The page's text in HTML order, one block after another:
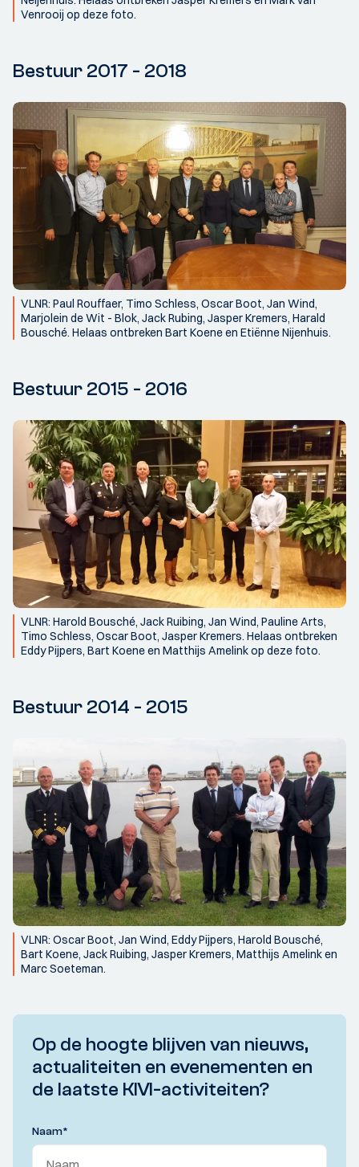
Venrooij op deze foto.
Bestuur 2017 - 2018
VLNR: Paul Rouffaer, Timo Schless, Oscar Boot, Jan Wind,
Marjolein de Wit - Blok, Jack Rubing, Jasper Kremers, Harald
Bousché. Helaas ontbreken Bart Koene en Etiënne Nijenhuis.
Bestuur 2015 - 2016
VLNR: Harold Bousché, Jack Ruibing, Jan Wind, Pauline Arts,
Timo Schless, Oscar Boot, Jasper Kremers. Helaas ontbreken
Eddy Pijpers, Bart Koene en Matthijs Amelink op deze foto.
Bestuur 2014 - 2015
VLNR: Oscar Boot, Jan Wind, Eddy Pijpers, Harold Bousché,
Bart Koene, Jack Ruibing, Jasper Kremers, Matthijs Amelink en
Marc Soeteman.
Op de hoogte blijven van nieuws,
actualiteiten en evenementen en
de laatste KIVI-activiteiten?
Naam*